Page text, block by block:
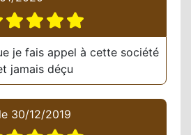
je fais appel à cette société
jamais déçu
le 30/12/2019